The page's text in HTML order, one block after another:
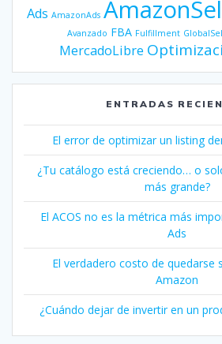
Ads AmazonAds
Avanzado FBA Fulfillment
MercadoLibre
ENTRADAS
El error de optimizar un listing
¿Tu catálogo está creciendo… o
más grande?
El ACOS no es la métrica más
Ads
El verdadero costo de quedarse
Amazon
¿Cuándo dejar de invertir en un